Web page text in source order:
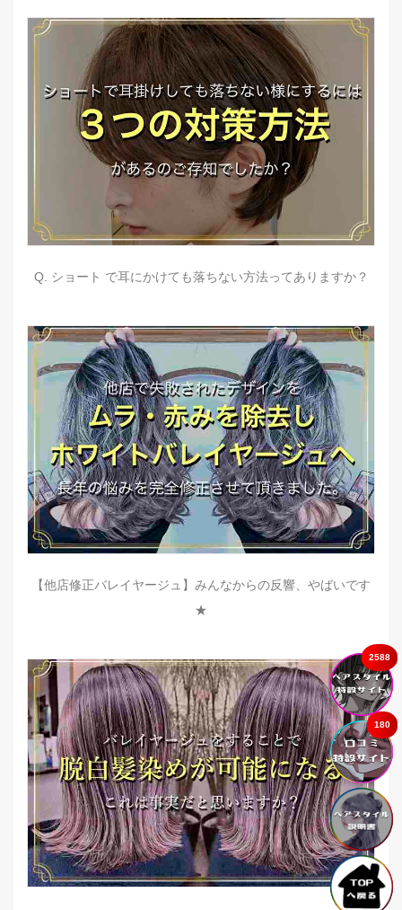
Q. ショート で耳にかけても落ちない方法ってありますか？
【他店修正バレイヤージュ】みんなからの反響、やばいです
★
180
2588